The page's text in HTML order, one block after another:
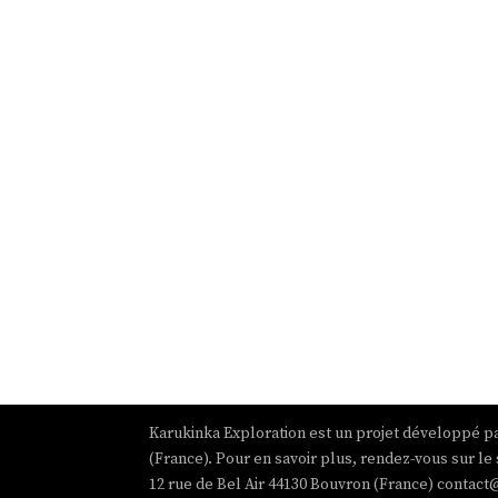
Karukinka Exploration est un projet développé
(France). Pour en savoir plus, rendez-vous sur
12 rue de Bel Air 44130 Bouvron (France)